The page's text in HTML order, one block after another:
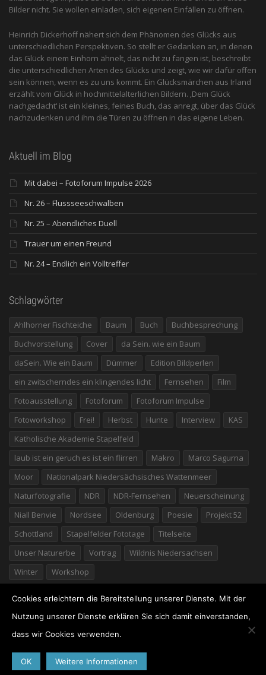
Bilder nicht. Sie wollen einladen, sich eigenen Einfällen zu öffnen.
Heinrich Dickerhoff nähert sich dem Phänomen des Glücks aus
unterschiedlichen Perspektiven. So stellt er Gedanken an, in denen
das Glück einem Einhorn ähnelt, das nicht zu fangen ist, beschreibt
die unterschiedlichen Arten des Glücks und zeigt, wie wir dafür offen
sein können, wenn es zu uns kommt. Ein Glücksmärchen aus Irland
erzählt vom Glück in hochmittelalterlichen Bildern. ‚Dem Glück
nachgedacht‘ ist ein kleines, feines Buch, das anregt, über das Glück
nachzudenken und ihm die Türen zu öffnen in das eigene Leben.
Aktuell im Blog
Mit dabei – Fotoforum Impulse 2026
Nr. 26 – Flussseeschwalben
Nr. 25 – Abendliches Duell
Trauer um einen Freund
Nr. 24 – Endlich ein Volltreffer
Schlagwörter
Ahlhorner Fischteiche Baum Buch
Buchbesprechung
Buchvorstellung
Cover
da Sein. wie ein Baum
daSein. Wie ein Baum
Dümmer
Edition Bildperlen
ein zwitscherndes ein klingendes licht
Fernsehen
Film
Fotoausstellung
Fotoforum
Fotoforum Impulse
Fotoworkshop
Frei! Herbst Hunte Interview
KAS
Katholische Akademie Stapelfeld
laub ist ein geruch es ist ein flirren
Makro
Marco Sagurna
Moor
Nationalpark Niedersächsisches Wattenmeer
Naturfotografie
NDR NDR-Fernsehen
Neuerscheinung
Niall Benvie
Nordsee Oldenburg Poesie
Projekt 52
Schottland
Stapelfelder Fototage
Titelseite
Unser Naturerbe
Vortrag
Wildnis Niedersachsen
Winter
Workshop
04441/7776 · Germany ·Impressum
Cookies erleichtern die Bereitstellung unserer Dienste. Mit der
Nutzung unserer Dienste erklären Sie sich damit einverstanden,
dass wir Cookies verwenden.
OK Weitere Informationen